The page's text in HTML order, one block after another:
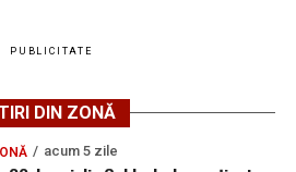
pe Google
PUBLICITATE
DIN ZONĂ
acum 5 zile